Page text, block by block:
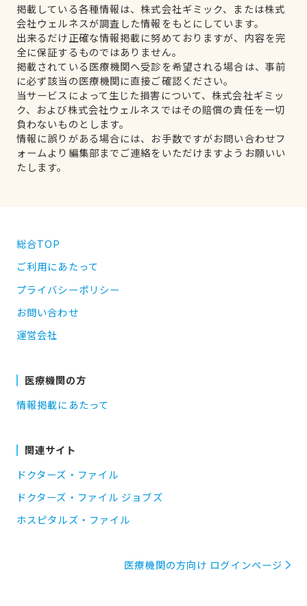
掲載している各種情報は、株式会社ギミック、または株式
会社ウェルネスが調査した情報をもとにしています。
出来るだけ正確な情報掲載に努めておりますが、内容を完
全に保証するものではありません。
掲載されている医療機関へ受診を希望される場合は、事前
に必ず該当の医療機関に直接ご確認ください。
当サービスによって生じた損害について、株式会社ギミッ
ク、および株式会社ウェルネスではその賠償の責任を一切
負わないものとします。
情報に誤りがある場合には、お手数ですがお問い合わせフ
ォームより編集部までご連絡をいただけますようお願いい
たします。
総合TOP
ご利用にあたって
プライバシーポリシー
お問い合わせ
運営会社
医療機関の方
情報掲載にあたって
関連サイト
ドクターズ・ファイル
ドクターズ・ファイル ジョブズ
ホスピタルズ・ファイル
医療機関の方向け ログインページ